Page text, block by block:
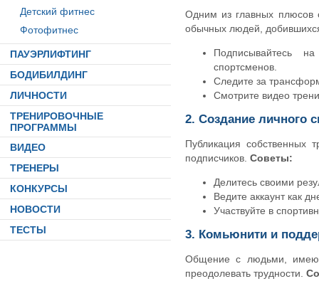
Детский фитнес
Фотофитнес
ПАУЭРЛИФТИНГ
БОДИБИЛДИНГ
ЛИЧНОСТИ
ТРЕНИРОВОЧНЫЕ
ПРОГРАММЫ
ВИДЕО
ТРЕНЕРЫ
КОНКУРСЫ
НОВОСТИ
ТЕСТЫ
Одним из главных плюсов
обычных людей,
Подписывайтесь
спортсменов.
Следите за
Смотрите видео
2. Создание личного
Публикация собственных
подписчиков. Советы:
Делитесь своими
Ведите аккаунт как
Участвуйте в
3. Комьюнити и
Общение с людьми,
преодолевать трудности.